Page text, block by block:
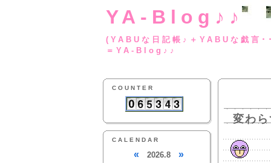
YA-Blog♪♪
(YABUな日記帳♪
＝YA-Blog♪♪
COUNTER
CALENDAR
« 2026.8 »
変わ